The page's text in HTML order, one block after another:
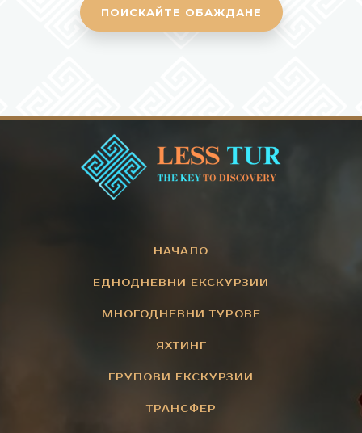
ПОИСКАЙТЕ ОБАЖДАНЕ
НАЧАЛО
ЕДНОДНЕВНИ ЕКСКУРЗИИ
МНОГОДНЕВНИ ТУРОВЕ
ЯХТИНГ
ГРУПОВИ ЕКСКУРЗИИ
ТРАНСФЕР